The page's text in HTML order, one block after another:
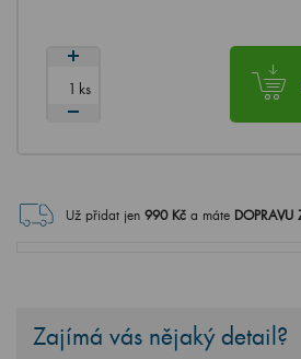
ks
Už přidat jen 990Kč a máte DOPRAVU
Zajímá vás nějaký detail?